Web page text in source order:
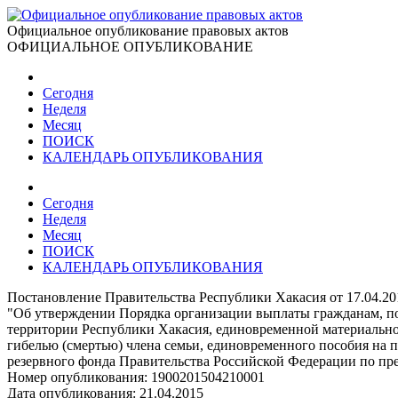
Официальное опубликование правовых актов
ОФИЦИАЛЬНОЕ ОПУБЛИКОВАНИЕ
Сегодня
Неделя
Месяц
ПОИСК
КАЛЕНДАРЬ ОПУБЛИКОВАНИЯ
Сегодня
Неделя
Месяц
ПОИСК
КАЛЕНДАРЬ ОПУБЛИКОВАНИЯ
Постановление Правительства Республики Хакасия от
"Об утверждении Порядка организации выплаты гражданам,
территории Республики Хакасия, единовременной
гибелью (смертью) члена семьи, единовременного пособия
резервного фонда Правительства Российской Федерации по
Номер опубликования: 1900201504210001
Дата опубликования: 21.04.2015